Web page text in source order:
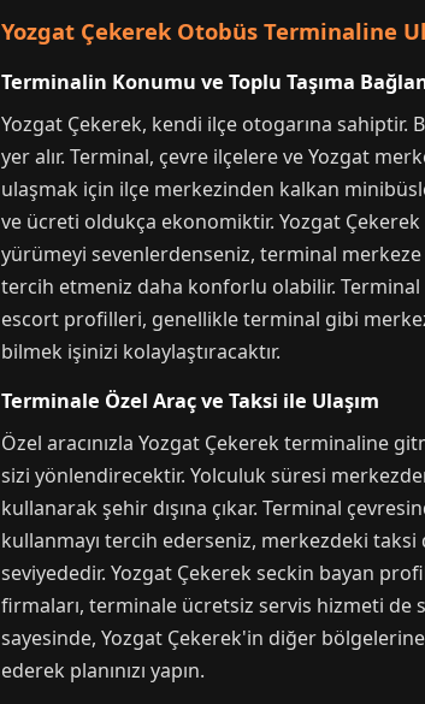
Yozgat Çekerek Otobüs Terminaline
Terminalin Konumu ve Toplu Taşıma
Yozgat Çekerek, kendi ilçe otogarına
yer alır. Terminal, çevre ilçelere ve Yozgat
ulaşmak için ilçe merkezinden kalkan
ve ücreti oldukça ekonomiktir. Yozgat
yürümeyi sevenlerdenseniz, terminal merkeze
tercih etmeniz daha konforlu olabilir.
escort profilleri, genellikle terminal gibi
bilmek işinizi kolaylaştıracaktır.
Terminale Özel Araç ve Taksi ile Ulaşım
Özel aracınızla Yozgat Çekerek terminaline
sizi yönlendirecektir. Yolculuk süresi
kullanarak şehir dışına çıkar. Terminal
kullanmayı tercih ederseniz, merkezdeki
seviyededir. Yozgat Çekerek seckin bayan
firmaları, terminale ücretsiz servis hizmeti de
sayesinde, Yozgat Çekerek'in diğer
ederek planınızı yapın.